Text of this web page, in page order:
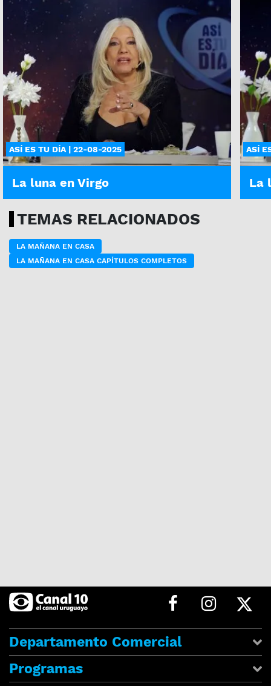
ASÍ ES TU DÍA | 22-08-2025
La luna en Virgo
ASÍ
La
TEMAS RELACIONADOS
LA MAÑANA EN CASA
LA MAÑANA EN CASA CAPÍTULOS COMPLETOS
Departamento Comercial
Programas